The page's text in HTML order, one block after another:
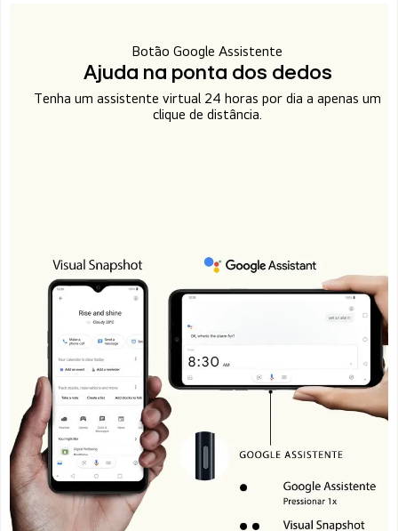
Botão Google Assistente
Ajuda na ponta dos dedos
Tenha um assistente virtual 24 horas por dia a apenas um
clique de distância.